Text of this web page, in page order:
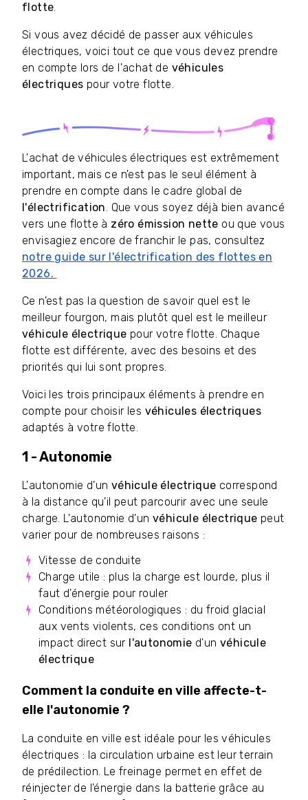
flotte.
Si vous avez décidé de passer aux véhicules
électriques, voici tout ce que vous devez prendre
en compte lors de l'achat de véhicules
électriques pour votre flotte.
L'achat de véhicules électriques est extrêmement
important, mais ce n'est pas le seul élément à
prendre en compte dans le cadre global de
l'électrification. Que vous soyez déjà bien avancé
vers une flotte à zéro émission nette ou que vous
envisagiez encore de franchir le pas, consultez
notre guide sur l'électrification des flottes en
2026.
Ce n'est pas la question de savoir quel est le
meilleur fourgon, mais plutôt quel est le meilleur
véhicule électrique pour votre flotte. Chaque
flotte est différente, avec des besoins et des
priorités qui lui sont propres.
Voici les trois principaux éléments à prendre en
compte pour choisir les véhicules électriques
adaptés à votre flotte.
1 - Autonomie
L'autonomie d'un véhicule électrique correspond
à la distance qu'il peut parcourir avec une seule
charge. L'autonomie d'un véhicule électrique peut
varier pour de nombreuses raisons :
Vitesse de conduite
Charge utile : plus la charge est lourde, plus il
faut d'énergie pour rouler
Conditions météorologiques : du froid glacial
aux vents violents, ces conditions ont un
impact direct sur l'autonomie d'unvéhicule
électrique
Comment la conduite en ville affecte-t-
elle l'autonomie ?
La conduite en ville est idéale pour les véhicules
électriques : la circulation urbaine est leur terrain
de prédilection. Le freinage permet en effet de
réinjecter de l'énergie dans la batterie grâce au